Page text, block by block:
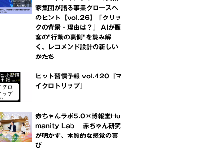
家集団が語る事業グロースへ
のヒント【vol.26】「クリッ
クの背景・理由は？」 AIが顧
客の"行動の裏側"を読み解
く、レコメンド設計の新しい
かたち
ヒット習慣予報 vol.420『マ
イクロトリップ』
赤ちゃんラボ5.0×博報堂Hu
manity Lab 赤ちゃん研究
が明かす、本質的な感覚の喜
び